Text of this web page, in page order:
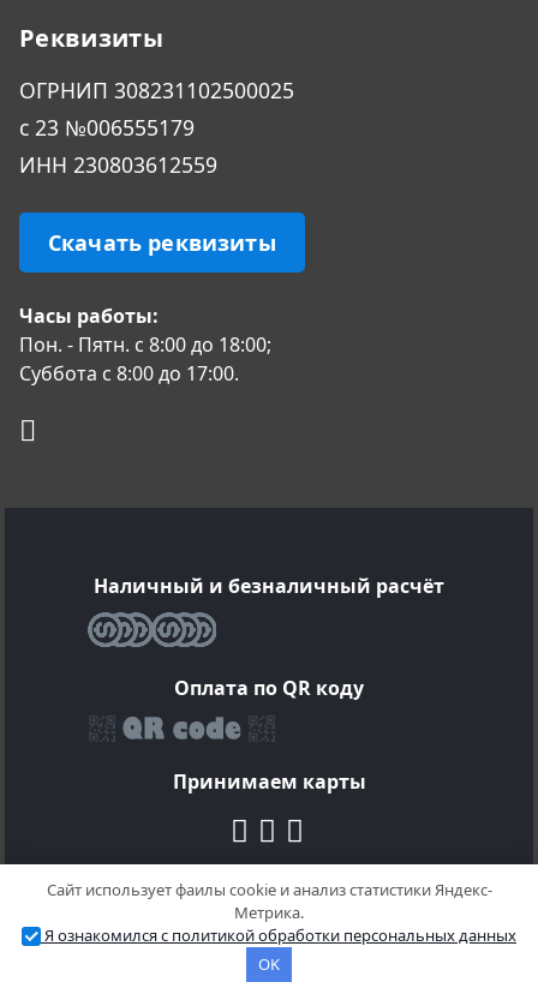
Реквизиты
ОГРHИП 308231102500025
с 23 №006555179
ИНН 230803612559
Скачать реквизиты
Часы работы:
Пон. - Пятн. с 8:00 до 18:00;
Суббота с 8:00 до 17:00.
Наличный и безналичный расчёт
Оплата по QR коду
Принимаем карты
© 2025 Кондиционеры воздуха в Краснодаре |
Политика конфиденциальности.
Сайт использует фаилы cookie и анализ статистики Яндекс-
Метрика.
Я ознакомился с политикой обработки персональных данных
OK